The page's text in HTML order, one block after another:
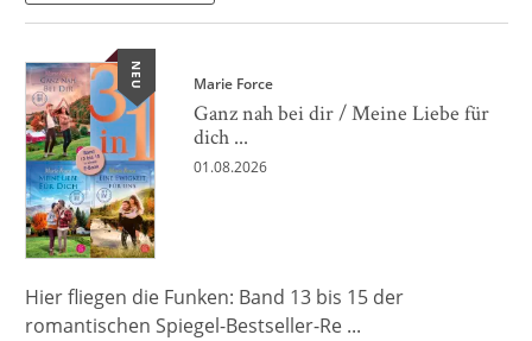
NEU Marie Force
Ganz nah bei dir / Meine Liebe für
dich ...
01.08.2026
Hier fliegen die Funken: Band 13 bis 15 der
romantischen Spiegel-Bestseller-Re ...